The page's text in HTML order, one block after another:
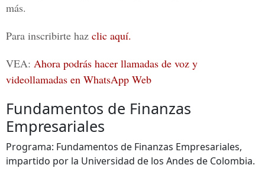
más.
Para inscribirte haz clic aquí.
VEA: Ahora podrás hacer llamadas de voz y
videollamadas en WhatsApp Web
Fundamentos de Finanzas
Empresariales
Programa: Fundamentos de Finanzas Empresariales,
impartido por la Universidad de los Andes de Colombia.